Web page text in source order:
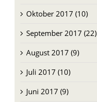
Oktober 2017 (10)
September 2017 (22)
August 2017 (9)
Juli 2017 (10)
Juni 2017 (9)